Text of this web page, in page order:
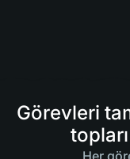
Görevleri
Her